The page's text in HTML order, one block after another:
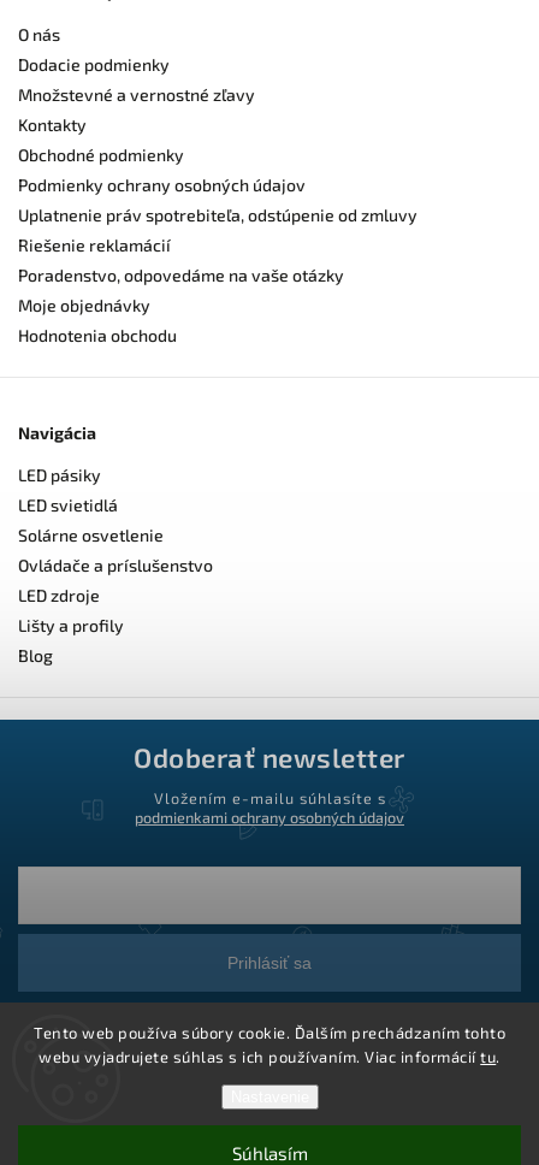
Tento web používa súbory cookie. Ďalším prechádzaním tohto
webu vyjadrujete súhlas s ich používaním. Viac informáciítu.
Súhlasím
O nás
Dodacie podmienky
Množstevné a vernostné zľavy
Kontakty
Obchodné podmienky
Podmienky ochrany osobných údajov
Uplatnenie práv spotrebiteľa, odstúpenie od zmluvy
Riešenie reklamácií
Poradenstvo, odpovedáme na vaše otázky
Moje objednávky
Hodnotenia obchodu
Navigácia
LED pásiky
LED svietidlá
Solárne osvetlenie
Ovládače a príslušenstvo
LED zdroje
Lišty a profily
Blog
Odoberať newsletter
Vložením e-mailu súhlasíte s
podmienkami ochrany osobných údajov
Prihlásiť sa